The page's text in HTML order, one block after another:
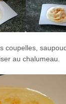
coupelles,
au chalumeau.